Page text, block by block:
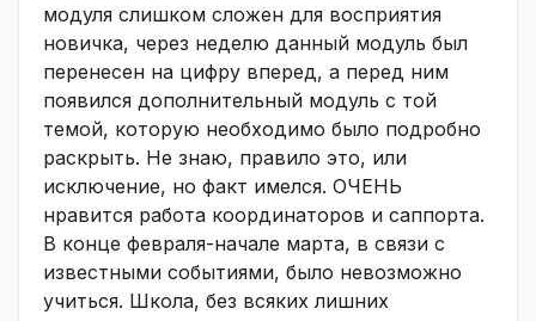
модуля слишком сложен для восприятия
новичка, через неделю данный модуль был
перенесен на цифру вперед, а перед ним
появился дополнительный модуль с той
темой, которую необходимо было подробно
раскрыть. Не знаю, правило это, или
исключение, но факт имелся. ОЧЕНЬ
нравится работа координаторов и саппорта.
В конце февраля-начале марта, в связи с
известными событиями, было невозможно
учиться. Школа, без всяких лишних